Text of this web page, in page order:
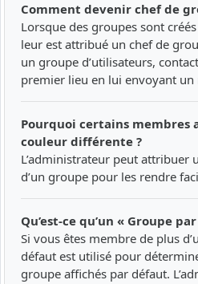
Comment devenir chef de
Lorsque des groupes sont
leur est attribué un chef de
un groupe d’utilisateurs,
premier lieu en lui envoyant un
Pourquoi certains membres
couleur différente ?
L’administrateur peut attribuer
d’un groupe pour les rendre
Qu’est-ce qu’un « Groupe
Si vous êtes membre de plus
défaut est utilisé pour
groupe affichés par défaut.